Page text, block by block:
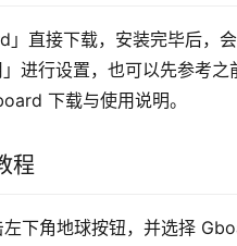
直接下载，安装完毕后，
进行设置，也可以先参考
下载与使用说明。
程
下角地球按钮，并选择